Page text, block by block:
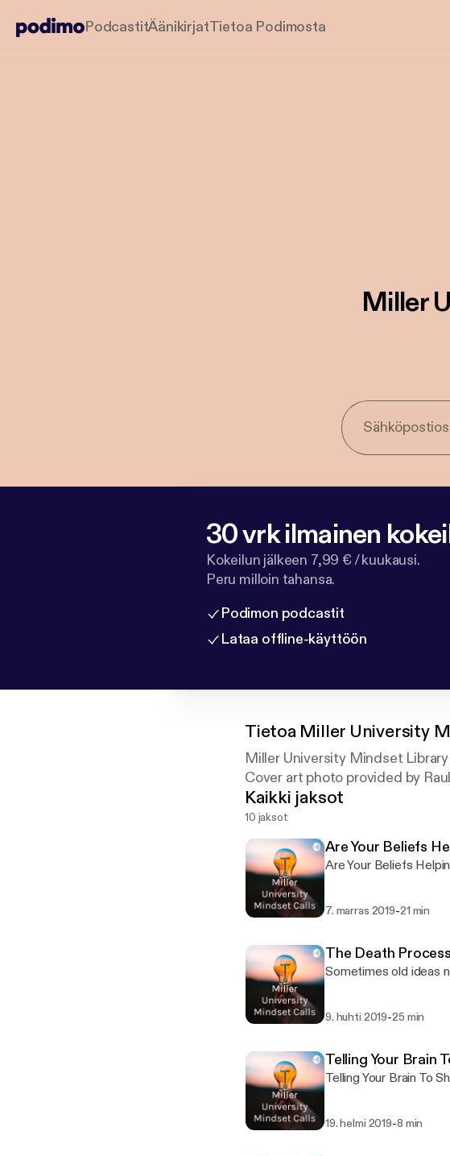
PodcastitÄänikirjatTietoa Podimosta
Miller
30 vrk ilmainen
Kokeilun jälkeen 7,99 € / kuukausi.
Peru milloin tahansa.
Podimon podcastit
Lataa offline-käyttöön
Tietoa Miller University
Miller University Mindset Library
Cover art photo provided by
Kaikki jaksot
10 jaksot
Are Your Beliefs
Are Your Beliefs
7. marras 2019-21 min
The Death Process
Sometimes old ideas
9. huhti 2019-25 min
Telling Your Brain
Telling Your Brain To
19. helmi 2019-8 min